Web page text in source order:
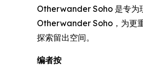
Otherwander Soho 是专为
Otherwander Soho，为更
探索留出空间。
编者按